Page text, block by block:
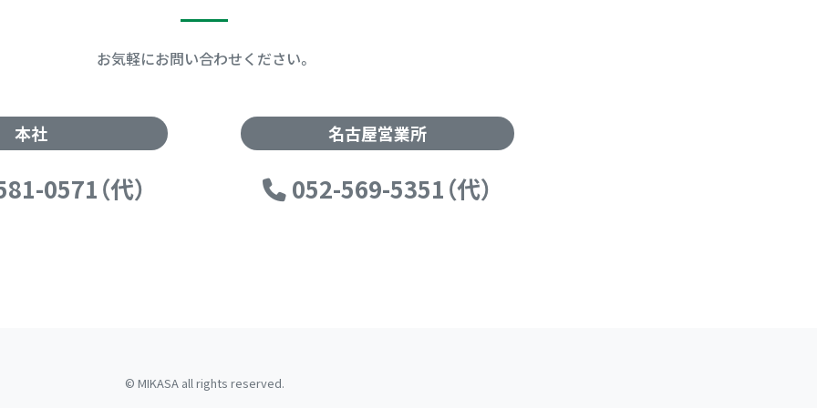
お気軽にお問い合わせください。
本社
0571（代）
名古屋営業所
052-569-5351（代）
© MIKASA all rights reserved.